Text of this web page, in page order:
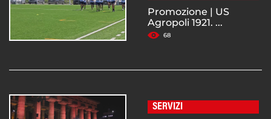
Promozione | US
Agropoli 1921. ...
68
SERVIZI